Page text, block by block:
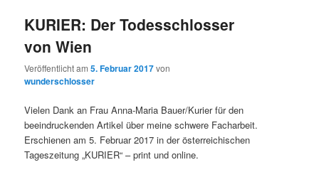
KURIER: Der Todesschlosser
von Wien
Veröffentlicht am5. Februar 2017von
wunderschlosser
Vielen Dank an Frau Anna-Maria Bauer/Kurier für den
beeindruckenden Artikel über meine schwere Facharbeit.
Erschienen am 5. Februar 2017 in der österreichischen
Tageszeitung „KURIER“ – print und online.